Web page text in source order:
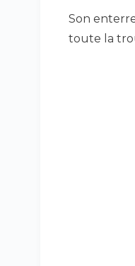
Son
toute la